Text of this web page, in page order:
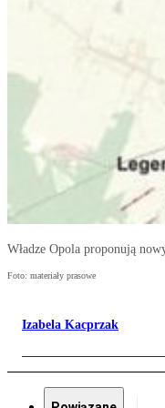
Władze Opola proponują
Foto: materiały prasowe
Izabela Kacprzak